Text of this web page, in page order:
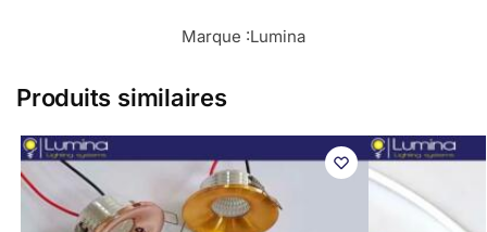
Marque :Lumina
Produits similaires